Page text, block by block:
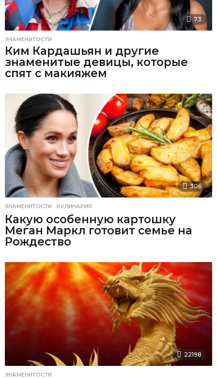
73
ЗНАМЕНИТОСТИ
Ким Кардашьян и другие
знаменитые девицы, которые
спят с макияжем
306
ЗНАМЕНИТОСТИ ,КУЛИНАРИЯ
Какую особенную картошку
Меган Маркл готовит семье на
Рождество
22198
ЗНАМЕНИТОСТИ